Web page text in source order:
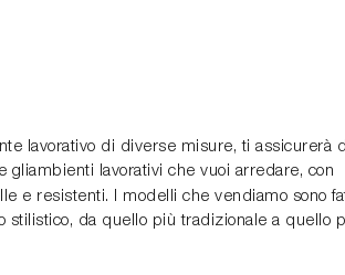
lavorativo di diverse misure, ti assicurerà
lavorativi che vuoi arredare, con
e resistenti. I modelli che vendiamo sono
da quello più tradizionale a quello